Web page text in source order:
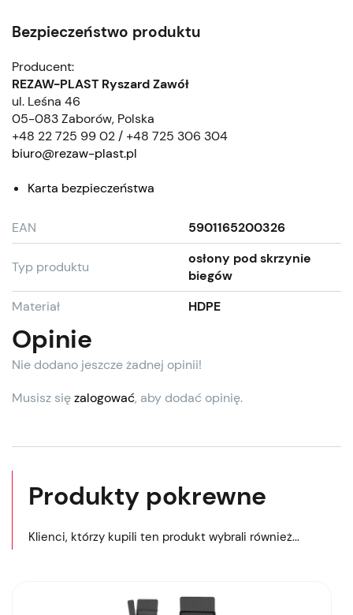
Bezpieczeństwo produktu
Producent:
REZAW-PLAST Ryszard Zawół
ul. Leśna 46
05-083 Zaborów, Polska
+48 22 725 99 02 / +48 725 306 304
biuro@rezaw-plast.pl
Karta bezpieczeństwa
EAN 5901165200326
Typ produktu
osłony pod skrzynie
biegów
Materiał
HDPE
Opinie
Nie dodano jeszcze żadnej opinii!
Musisz sięzalogować, aby dodać opinię.
Produkty pokrewne
Klienci, którzy kupili ten produkt wybrali również...